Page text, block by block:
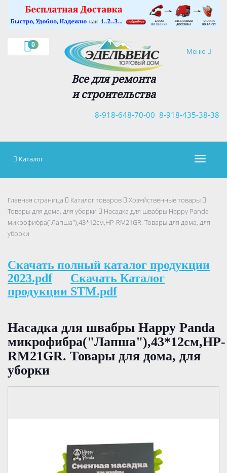
0
Навигация
Меню
Все для ремонта
и строительства
8-918-435-38-38
8-918-648-70-00
Каталог
Главная страница Каталог товаров
Хозяйственные товары
Товары для дома, для уборки
Насадка для швабры Happy Panda
микрофибра("Лапша"),43*12см,HP-RM21GR. Товары для дома, для
уборки
Скачать полный каталог продукции
2023.pdf
Скачать Каталог
продукции STM.pdf
Насадка для швабры Happy Panda
микрофибра("Лапша"),43*12см,HP-
RM21GR. Товары для дома, для
уборки